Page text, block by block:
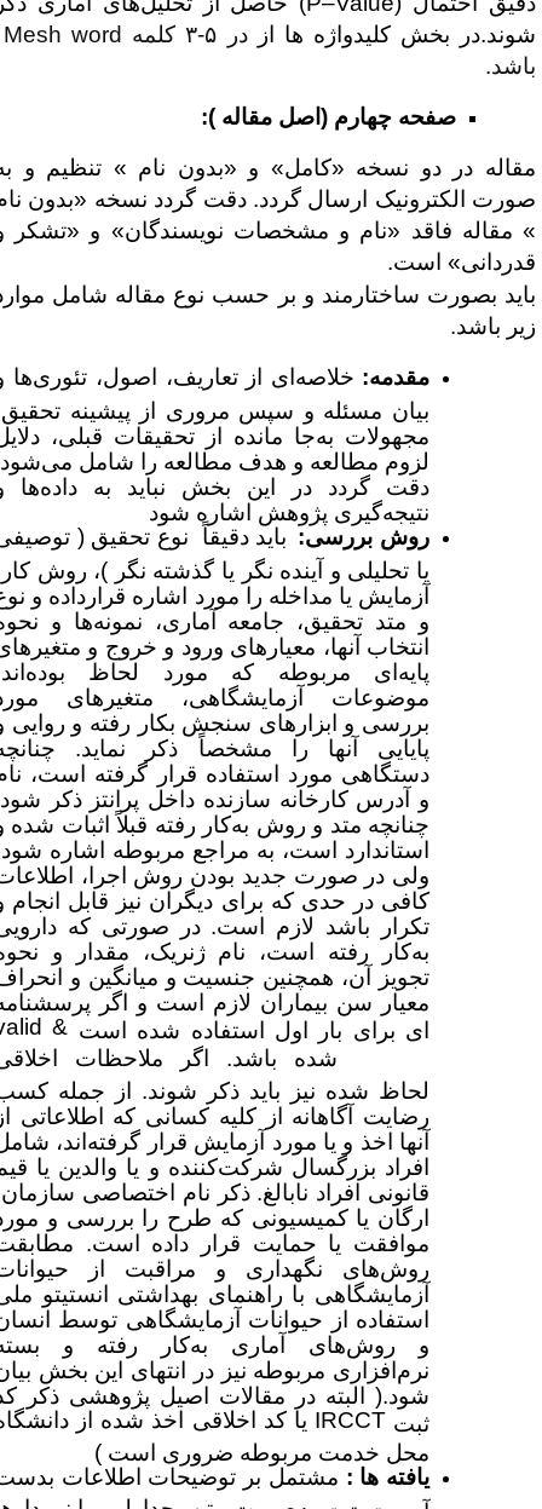
بخش کلیدواژه ها از
در ۵-۳ کلمه
Mesh word
صفحه چهارم (اصل مقاله ):
در دو نسخه «کامل» و «بدون نام » تنظیم و به
الکترونیک ارسال گردد. دقت گردد نسخه «بدون نام
مقاله فاقد «نام و مشخصات نویسندگان» و «تشکر و
است.
بصورت ساختارمند و بر حسب نوع مقاله شامل موارد
باشد.
مقدمه: خلاصه‌ای از تعاریف، اصول، تئوری‌ها و
بیان مسئله و سپس مروری از پیشینه تحقیق،
مجهولات به‌جا مانده از تحقیقات قبلی، دلایل
لزوم مطالعه و هدف مطالعه را شامل می‌شود.
دقت گردد در این بخش نباید به داده‌ها و
نتیجه‌گیری پژوهش اشاره شود
روش بررسی: باید دقیقاً نوع تحقیق ( توصیفی
یا تحلیلی و آینده نگر یا گذشته نگر )، روش کار،
آزمایش یا مداخله را مورد اشاره قرارداده و نوع
و متد تحقیق، جامعه آماری، نمونه‌ها و نحوه
انتخاب آنها، معیارهای ورود و خروج و متغیرهای
پایه‌ای مربوطه که مورد لحاظ بوده‌اند،
موضوعات آزمایشگاهی، متغیرهای مورد
بررسی و ابزارهای سنجش بکار رفته و روایی و
پایایی آنها را مشخصاً ذکر نماید. چنانچه
دستگاهی مورد استفاده قرار گرفته است، نام
و آدرس کارخانه سازنده داخل پرانتز ذکر شود.
چنانچه متد و روش به‌کار رفته قبلاً اثبات شده و
استاندارد است، به مراجع مربوطه اشاره شود،
ولی در صورت جدید بودن روش اجرا، اطلاعات
کافی در حدی که برای دیگران نیز قابل انجام و
تکرار باشد لازم است. در صورتی که دارویی
به‌کار رفته است، نام ژنریک، مقدار و نحوه
تجویز آن، همچنین جنسیت و میانگین و انحراف
معیار سن بیماران لازم است و اگر پرسشنامه
ای برای بار اول استفاده شده استvalid &
شده باشد. اگر ملاحظات اخلاقی
لحاظ شده نیز باید ذکر شوند. از جمله کسب
رضایت آگاهانه از کلیه کسانی که اطلاعاتی از
آنها اخذ و یا مورد آزمایش قرار گرفته‌اند، شامل
افراد بزرگسال شرکت‌کننده و یا والدین یا قیم
قانونی افراد نابالغ. ذکر نام اختصاصی سازمان،
ارگان یا کمیسیونی که طرح را بررسی و مورد
موافقت یا حمایت قرار داده‌ است. مطابقت
روش‌های نگهداری و مراقبت از حیوانات
آزمایشگاهی با راهنمای بهداشتی انستیتو ملی
استفاده از حیوانات آزمایشگاهی توسط انسان
و روش‌های آماری به‌کار رفته و بسته
نرم‌افزاری مربوطه نیز در انتهای این بخش بیان
شود.( البته در مقالات اصیل پژوهشی ذکر کد
ثبتIRCCTیا کد اخلاقی اخذ شده از دانشگاه
محل خدمت مربوطه ضروری است )
یافته ها : مشتمل بر توضیحات اطلاعات بدست